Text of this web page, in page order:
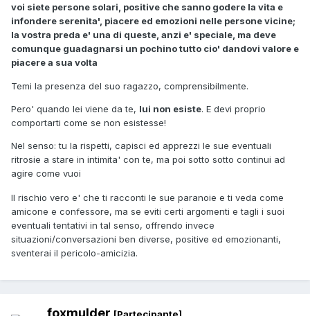
voi siete persone solari, positive che sanno godere la vita e
infondere serenita', piacere ed emozioni nelle persone vicine;
la vostra preda e' una di queste, anzi e' speciale, ma deve
comunque guadagnarsi un pochino tutto cio' dandovi valore e
piacere a sua volta
Temi la presenza del suo ragazzo, comprensibilmente.
Pero' quando lei viene da te, lui non esiste. E devi proprio
comportarti come se non esistesse!
Nel senso: tu la rispetti, capisci ed apprezzi le sue eventuali
ritrosie a stare in intimita' con te, ma poi sotto sotto continui ad
agire come vuoi
Il rischio vero e' che ti racconti le sue paranoie e ti veda come
amicone e confessore, ma se eviti certi argomenti e tagli i suoi
eventuali tentativi in tal senso, offrendo invece
situazioni/conversazioni ben diverse, positive ed emozionanti,
sventerai il pericolo-amicizia.